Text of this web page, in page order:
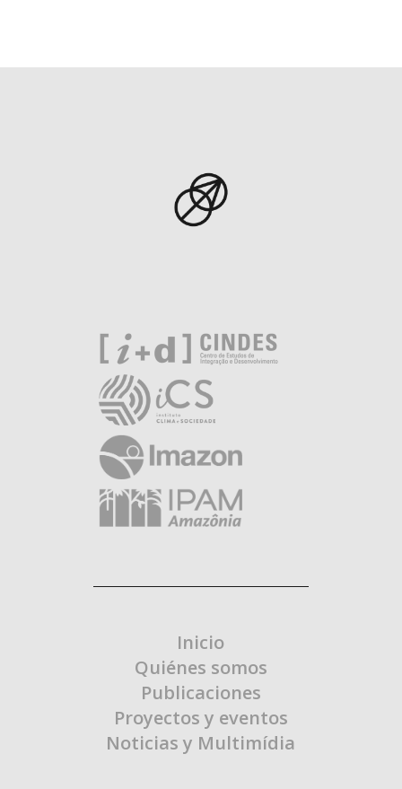
Inicio
Quiénes somos
Publicaciones
Proyectos y eventos
Noticias y Multimídia